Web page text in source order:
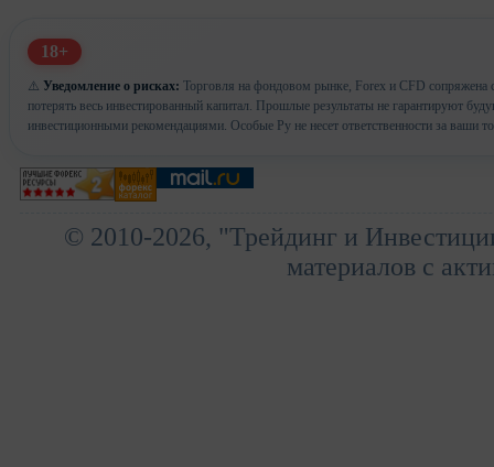
18+
⚠️ Уведомление о рисках: Торговля на фондовом рынке, Forex и CFD сопряжена
потерять весь инвестированный капитал. Прошлые результаты не гарантируют
инвестиционными рекомендациями. Особые Ру не несет ответственности за ваши
© 2010-2026, "Трейдинг и
материалов с